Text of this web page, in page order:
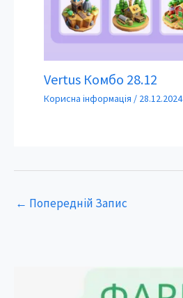
Vertus Комбо 28.12
Корисна інформація / 28.12.2024
← Попередній Запис